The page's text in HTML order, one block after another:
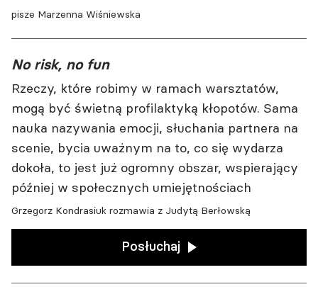
pisze Marzenna Wiśniewska
No risk, no fun
Rzeczy, które robimy w ramach warsztatów,
mogą być świetną profilaktyką kłopotów. Sama
nauka nazywania emocji, słuchania partnera na
scenie, bycia uważnym na to, co się wydarza
dokoła, to jest już ogromny obszar, wspierający
później w społecznych umiejętnościach
Grzegorz Kondrasiuk rozmawia z Judytą Berłowską
Posłuchaj